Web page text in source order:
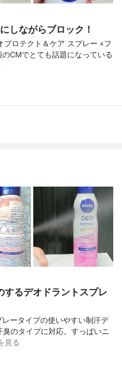
しながらブロック！
プロテクト＆ケア スプレー «フ
CMでとても話題になっている
するデオドラントスプレ
ータイプの使いやすい制汗デ
のタイプに対応。すっぱいニ
見る